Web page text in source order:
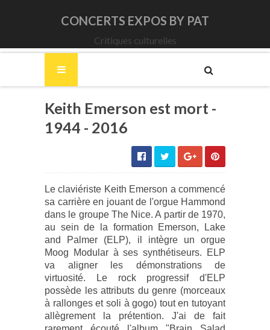
CONCERTS EXPOS BY PAT
Critiques culturelles
Keith Emerson est mort -
1944 - 2016
Le claviériste Keith Emerson a commencé
sa carrière en jouant de l'orgue Hammond
dans le groupe The Nice. A partir de 1970,
au sein de la formation Emerson, Lake
and Palmer (ELP), il intègre un orgue
Moog Modular à ses synthétiseurs. ELP
va aligner les démonstrations de
virtuosité. Le rock progressif d'ELP
possède les attributs du genre (morceaux
à rallonges et soli à gogo) tout en tutoyant
allègrement la prétention. J'ai de fait